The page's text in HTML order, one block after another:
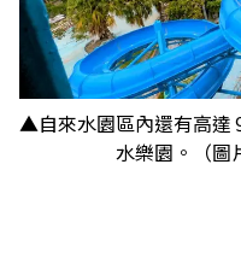
▲自來水園區內還有高達
水樂園。（圖